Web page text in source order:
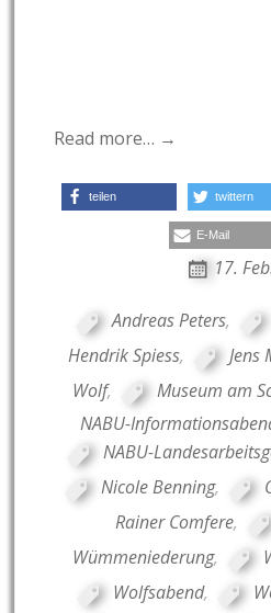
Read more… →
teilen twittern
E-Mail
17.
Andreas Peters,
Hendrik Spiess, Jens
Wolf, Museum am
NABU-
NABU-
Nicole Benning,
Rainer Comfere,
Wümmeniederung,
Wolfsabend,